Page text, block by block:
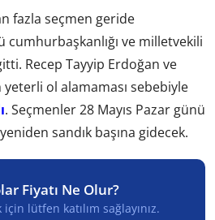
fazla seçmen geride
cumhurbaşkanlığı ve milletvekili
Recep Tayyip Erdoğan ve
yeterli ol alamaması sebebiyle
. Seçmenler 28 Mayıs Pazar günü
sandık başına gidecek.
Fiyatı Ne Olur?
lütfen katılım sağlayınız.